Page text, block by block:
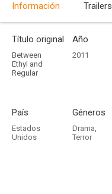
Información Trailers
Título original
Between
Ethyl and
Regular
Año
2011
País
Estados
Unidos
Géneros
Drama,
Terror